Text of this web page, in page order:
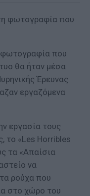
φωτογραφία που
φωτογραφία που
θα ήταν μέσα
Έρευνας
εργαζόμενα
εργασία τους
το «Les Horribles
τα «Απαίσια
να
ρούχα που
στο χώρο του